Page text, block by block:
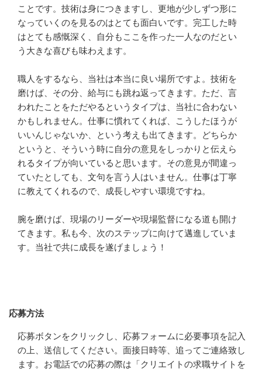
ことです。技術は身につきますし、更地が少しずつ形に
なっていくのを見るのはとても面白いです。完工した時
はとても感慨深く、自分もここを作った一人なのだとい
う大きな喜びも味わえます。
職人をするなら、当社は本当に良い場所ですよ。技術を
磨けば、その分、給与にも跳ね返ってきます。ただ、言
われたことをただやるというタイプは、当社に合わない
かもしれません。仕事に慣れてくれば、こうしたほうが
いいんじゃないか、という考えも出てきます。どちらか
というと、そういう時に自分の意見をしっかりと伝えら
れるタイプが向いていると思います。その意見が間違っ
ていたとしても、文句を言う人はいません。仕事は丁寧
に教えてくれるので、成長しやすい環境ですね。
腕を磨けば、現場のリーダーや現場監督になる道も開け
てきます。私も今、次のステップに向けて邁進していま
す。当社で共に成長を遂げましょう！
応募方法
応募ボタンをクリックし、応募フォームに必要事項を記入
の上、送信してください。面接日時等、追ってご連絡致し
ます。お電話での応募の際は「クリエイトの求職サイトを